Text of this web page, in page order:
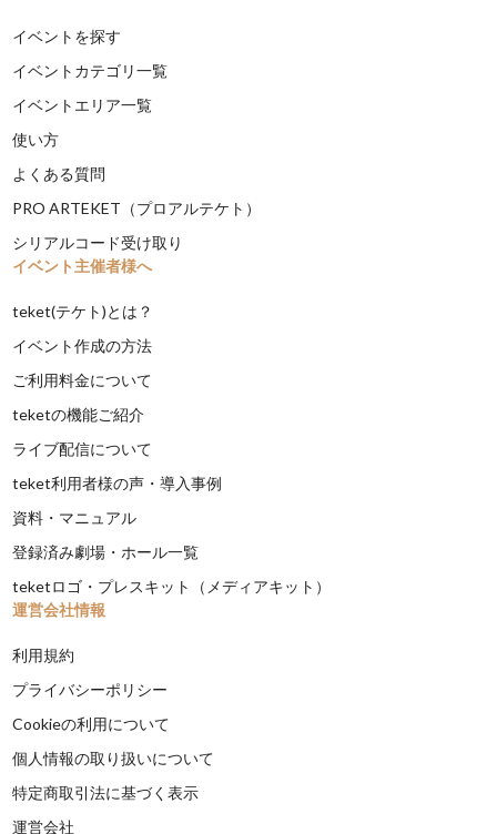
イベントを探す
イベントカテゴリ一覧
イベントエリア一覧
使い方
よくある質問
PRO ARTEKET（プロアルテケト）
シリアルコード受け取り
イベント主催者様へ
teket(テケト)とは？
イベント作成の方法
ご利用料金について
teketの機能ご紹介
ライブ配信について
teket利用者様の声・導入事例
資料・マニュアル
登録済み劇場・ホール一覧
teketロゴ・プレスキット（メディアキット）
運営会社情報
利用規約
プライバシーポリシー
Cookieの利用について
個人情報の取り扱いについて
特定商取引法に基づく表示
運営会社